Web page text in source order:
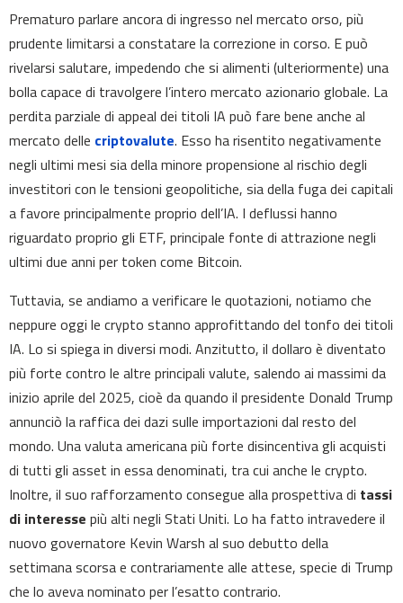
Prematuro parlare ancora di ingresso nel mercato orso, più
prudente limitarsi a constatare la correzione in corso. E può
rivelarsi salutare, impedendo che si alimenti (ulteriormente) una
bolla capace di travolgere l’intero mercato azionario globale. La
perdita parziale di appeal dei titoli IA può fare bene anche al
mercato delle criptovalute. Esso ha risentito negativamente
negli ultimi mesi sia della minore propensione al rischio degli
investitori con le tensioni geopolitiche, sia della fuga dei capitali
a favore principalmente proprio dell’IA. I deflussi hanno
riguardato proprio gli ETF, principale fonte di attrazione negli
ultimi due anni per token come Bitcoin.
Tuttavia, se andiamo a verificare le quotazioni, notiamo che
neppure oggi le crypto stanno approfittando del tonfo dei titoli
IA. Lo si spiega in diversi modi. Anzitutto, il dollaro è diventato
più forte contro le altre principali valute, salendo ai massimi da
inizio aprile del 2025, cioè da quando il presidente Donald Trump
annunciò la raffica dei dazi sulle importazioni dal resto del
mondo. Una valuta americana più forte disincentiva gli acquisti
di tutti gli asset in essa denominati, tra cui anche le crypto.
Inoltre, il suo rafforzamento consegue alla prospettiva di tassi
di interesse più alti negli Stati Uniti. Lo ha fatto intravedere il
nuovo governatore Kevin Warsh al suo debutto della
settimana scorsa e contrariamente alle attese, specie di Trump
che lo aveva nominato per l’esatto contrario.